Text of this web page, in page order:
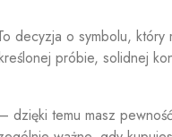
decyzja o symbolu, który
próbie, solidnej
temu masz